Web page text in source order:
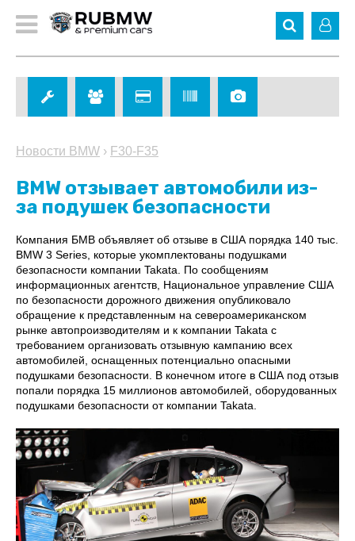
Новости BMW › F30-F35
BMW отзывает автомобили из-
за подушек безопасности
Компания БМВ объявляет об отзыве в США порядка 140 тыс.
BMW 3 Series, которые укомплектованы подушками
безопасности компании Takata. По сообщениям
информационных агентств, Национальное управление США
по безопасности дорожного движения опубликовало
обращение к представленным на североамериканском
рынке автопроизводителям и к компании Takata с
требованием организовать отзывную кампанию всех
автомобилей, оснащенных потенциально опасными
подушками безопасности. В конечном итоге в США под отзыв
попали порядка 15 миллионов автомобилей, оборудованных
подушками безопасности от компании Takata.